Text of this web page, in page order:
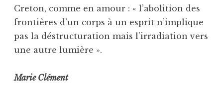
Creton, comme en amour : « l’abolition des
frontières d’un corps à un esprit n’implique
pas la déstructuration mais l’irradiation vers
une autre lumière ».
Marie Clément